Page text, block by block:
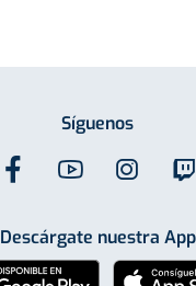
Síguenos
Descárgate nuestra App